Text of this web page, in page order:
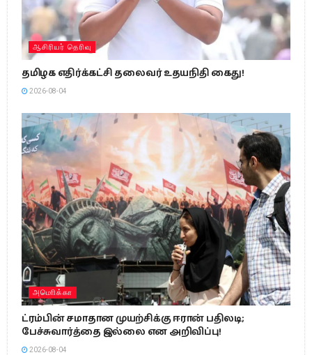
ஆசிரியர் தெரிவு
தமிழக எதிர்க்கட்சி தலைவர் உதயநிதி கைது!
2026-08-04
அமொிக்கா
ட்ரம்பின் சமாதான முயற்சிக்கு ஈரான் பதிலடி;
பேச்சுவார்த்தை இல்லை என அறிவிப்பு!
2026-08-04